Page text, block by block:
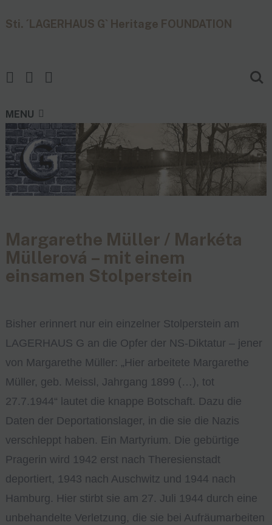
Sti. ´LAGERHAUS G` Heritage FOUNDATION
MENU
Margarethe Müller / Markéta
Müllerová – mit einem
einsamen Stolperstein
Bisher erinnert nur ein einzelner Stolperstein am
LAGERHAUS G an die Opfer der NS-Diktatur – jener
von Margarethe Müller: „Hier arbeitete Margarethe
Müller, geb. Meissl, Jahrgang 1899 (…), tot
27.7.1944“ lautet die knappe Botschaft. Dazu die
Daten der Deportationslager, in die sie die Nazis
verschleppt haben. Ein Martyrium. Die gebürtige
Pragerin wird 1942 erst nach Theresienstadt
deportiert, 1943 nach Auschwitz und 1944 nach
Hamburg. Hier stirbt sie am 27. Juli 1944 durch eine
unbehandelte Verletzung, die sie bei Aufräumarbeiten